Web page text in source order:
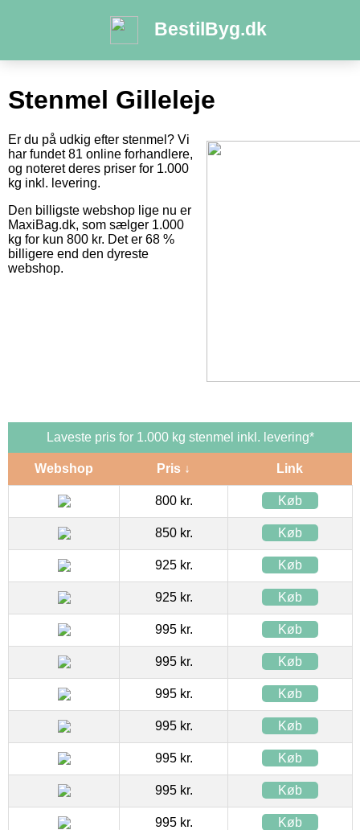
BestilByg.dk
Stenmel Gilleleje
Er du på udkig efter stenmel? Vi
har fundet 81 online forhandlere,
og noteret deres priser for 1.000
kg inkl. levering.
Den billigste webshop lige nu er
MaxiBag.dk, som sælger 1.000
kg for kun 800 kr. Det er 68 %
billigere end den dyreste
webshop.
Laveste pris for 1.000 kg stenmel inkl. levering*
Webshop Pris ↓ Link
800 kr. Køb
850 kr. Køb
925 kr. Køb
925 kr. Køb
995 kr. Køb
995 kr. Køb
995 kr. Køb
995 kr. Køb
995 kr. Køb
995 kr. Køb
995 kr. Køb